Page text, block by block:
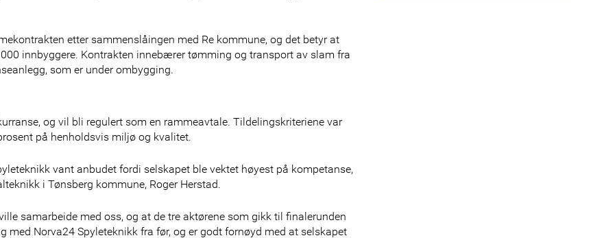
etter sammenslåingen med Re kommune, og det betyr at
innbyggere. Kontrakten innebærer tømming og transport av slam fra
som er under ombygging.
og vil bli regulert som en rammeavtale. Tildelingskriteriene var
på henholdsvis miljø og kvalitet.
vant anbudet fordi selskapet ble vektet høyest på kompetanse,
i Tønsberg kommune, Roger Herstad.
samarbeide med oss, og at de tre aktørene som gikk til finalerunden
med Norva24 Spyleteknikk fra før, og er godt fornøyd med at selskapet